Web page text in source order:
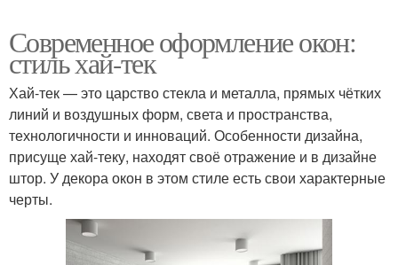
Современное оформление окон:
стиль хай-тек
Хай-тек — это царство стекла и металла, прямых чётких
линий и воздушных форм, света и пространства,
технологичности и инноваций. Особенности дизайна,
присуще хай-теку, находят своё отражение и в дизайне
штор. У декора окон в этом стиле есть свои характерные
черты.